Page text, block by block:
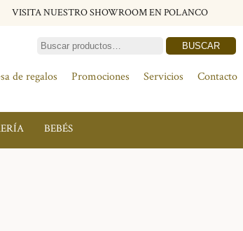
VISITA NUESTRO SHOWROOM EN POLANCO
BUSCAR
de regalos Promociones Servicios Contacto
BEBÉS